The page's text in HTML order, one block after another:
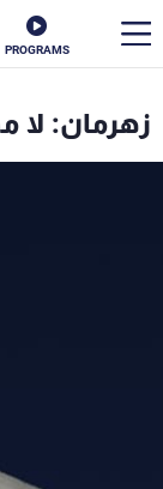
PROGRAMS
زهرمان: لا